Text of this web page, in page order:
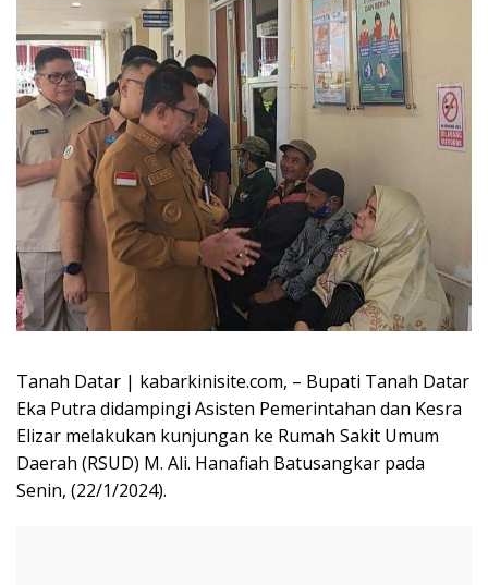
Tanah Datar | kabarkinisite.com, – Bupati Tanah Datar
Eka Putra didampingi Asisten Pemerintahan dan Kesra
Elizar melakukan kunjungan ke Rumah Sakit Umum
Daerah (RSUD) M. Ali. Hanafiah Batusangkar pada
Senin, (22/1/2024).